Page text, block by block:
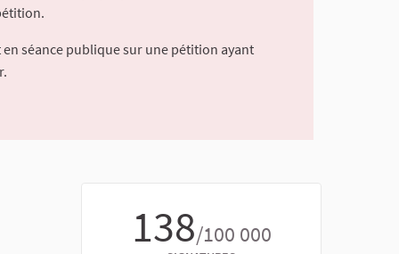
séance publique sur une pétition ayant
138/100 000